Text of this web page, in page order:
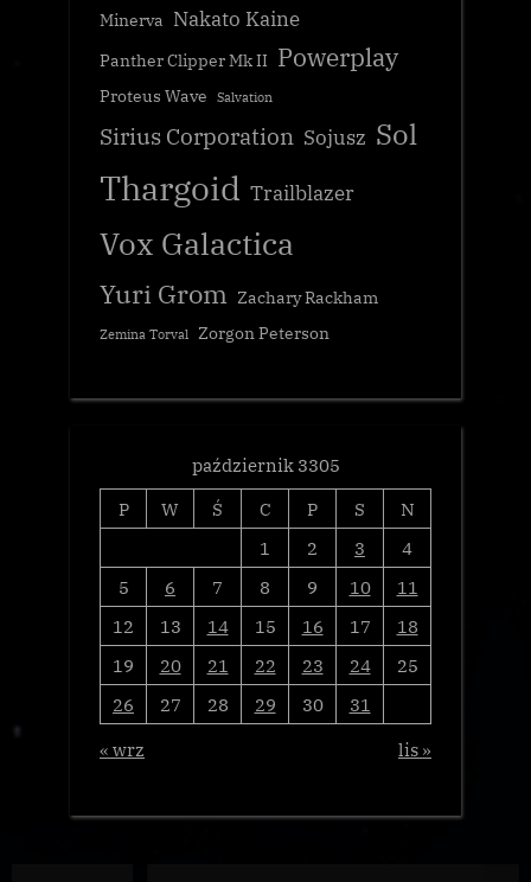
Minerva Nakato Kaine
Panther Clipper Mk II Powerplay
Proteus Wave Salvation
Sirius Corporation Sojusz Sol
Thargoid Trailblazer
Vox Galactica
Yuri Grom Zachary Rackham
Zemina Torval Zorgon Peterson
październik 3305
P
W Ś C P S
N
1
2 3
4
5
6 7 8 9 10
11
12
13 14 15 16 17
18
19
20 21 22 23 24
25
26
27 28 29 30
31
« wrz
lis »